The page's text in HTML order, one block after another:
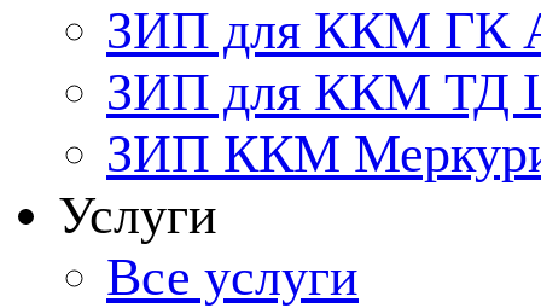
ЗИП для ККМ ГК
ЗИП для ККМ ТД
ЗИП ККМ
Услуги
Все услуги